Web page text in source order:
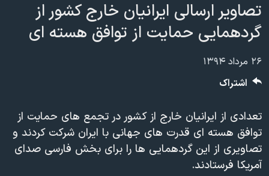
محتوای
اصلی
جهش
به
صفحه
جهش
به
جستجو
موضوع ها
ایران
آمریکا
جهان
گزیده‌ها
ویژه برنامه‌ها
ویدیوها
برنامه های تلویزیونی
جدول برنامه ها
صفحه‌های ویژه
عملیات خشم حماسی
۲۵۰سالگی آمریکا
بایگانی برنامه‌های تلویزیونی
پخش رادیویی
یادگیری زبان انگلیسی
تصاویر ارسالی ایرانیان خارج کشور از
گردهمایی حمایت از توافق هسته ای
۲۶ مرداد ۱۳۹۴
تعدادی از ایرانیان خارج از کشور در تجمع های حمایت از
توافق هسته ای قدرت های جهانی با ایران شرکت کردند و
تصاویری از این گردهمایی ها را برای بخش فارسی صدای
آمریکا فرستادند.
اشتراک